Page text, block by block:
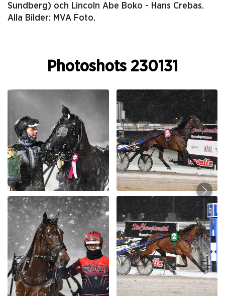
Sundberg) och Lincoln Abe Boko - Hans Crebas.
Alla Bilder: MVA Foto.
Photoshots 230131